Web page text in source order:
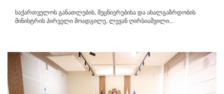
საქართველოს განათლების, მეცნიერებისა და ახალგაზრდობის
მინისტრის პირველი მოადგილე, ლევან ღირსიაშვილი...